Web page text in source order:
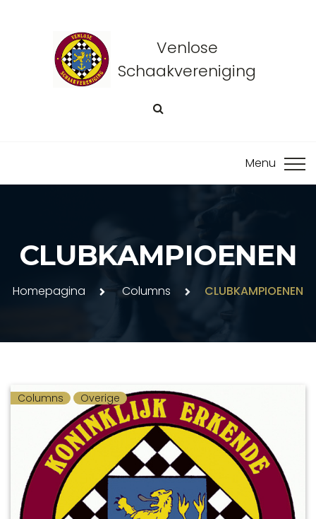
Venlose
Schaakvereniging
CLUBKAMPIOENEN
Homepagina Columns CLUBKAMPIOENEN
Columns Overige